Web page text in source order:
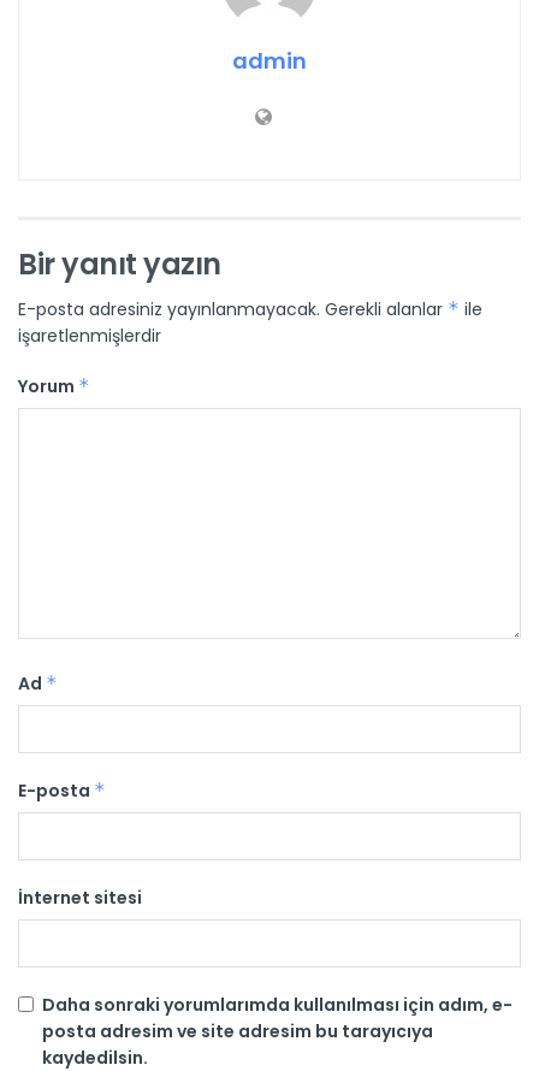
admin
Bir yanıt yazın
E-posta adresiniz yayınlanmayacak. Gerekli alanlar * ile
işaretlenmişlerdir
Yorum *
Ad *
E-posta *
İnternet sitesi
Daha sonraki yorumlarımda kullanılması için adım, e-
posta adresim ve site adresim bu tarayıcıya
kaydedilsin.